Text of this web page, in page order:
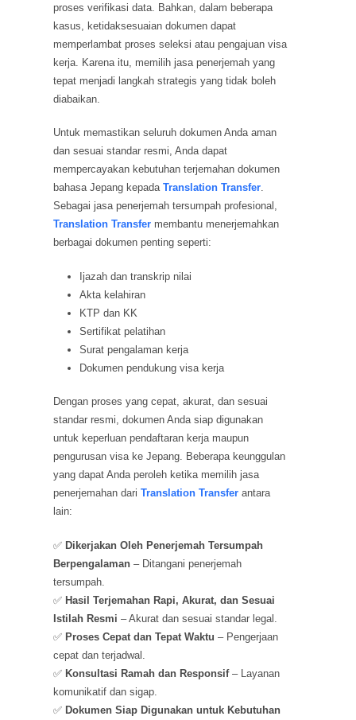
proses verifikasi data. Bahkan, dalam beberapa
kasus, ketidaksesuaian dokumen dapat
memperlambat proses seleksi atau pengajuan visa
kerja. Karena itu, memilih jasa penerjemah yang
tepat menjadi langkah strategis yang tidak boleh
diabaikan.
Untuk memastikan seluruh dokumen Anda aman
dan sesuai standar resmi, Anda dapat
mempercayakan kebutuhan terjemahan dokumen
bahasa Jepang kepadaTranslation Transfer.
Sebagai jasa penerjemah tersumpah profesional,
Translation Transfer membantu menerjemahkan
berbagai dokumen penting seperti:
Ijazah dan transkrip nilai
Akta kelahiran
KTP dan KK
Sertifikat pelatihan
Surat pengalaman kerja
Dokumen pendukung visa kerja
Dengan proses yang cepat, akurat, dan sesuai
standar resmi, dokumen Anda siap digunakan
untuk keperluan pendaftaran kerja maupun
pengurusan visa ke Jepang. Beberapa keunggulan
yang dapat Anda peroleh ketika memilih jasa
penerjemahan dariTranslation Transfer antara
lain:
✅ Dikerjakan Oleh Penerjemah Tersumpah
Berpengalaman – Ditangani penerjemah
tersumpah.
✅ Hasil Terjemahan Rapi, Akurat, dan Sesuai
Istilah Resmi – Akurat dan sesuai standar legal.
✅ Proses Cepat dan Tepat Waktu – Pengerjaan
cepat dan terjadwal.
✅ Konsultasi Ramah dan Responsif– Layanan
komunikatif dan sigap.
✅ Dokumen Siap Digunakan untuk Kebutuhan